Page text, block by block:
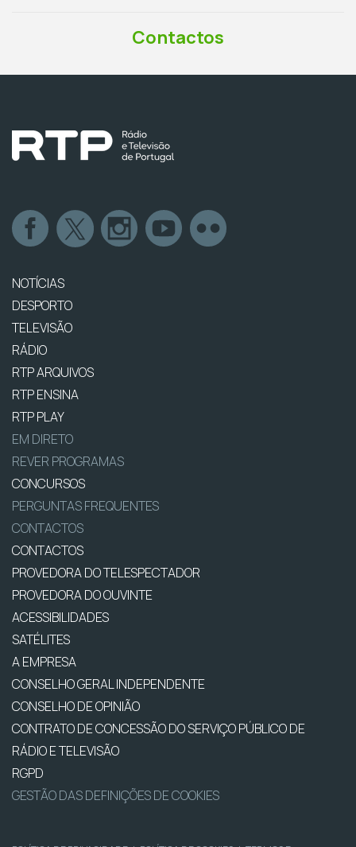
Contactos
NOTÍCIAS
DESPORTO
TELEVISÃO
RÁDIO
RTP ARQUIVOS
RTP ENSINA
RTP PLAY
EM DIRETO
REVER PROGRAMAS
CONCURSOS
PERGUNTAS FREQUENTES
CONTACTOS
CONTACTOS
PROVEDORA DO TELESPECTADOR
PROVEDORA DO OUVINTE
ACESSIBILIDADES
SATÉLITES
A EMPRESA
CONSELHO GERAL INDEPENDENTE
CONSELHO DE OPINIÃO
CONTRATO DE CONCESSÃO DO SERVIÇO PÚBLICO DE
RÁDIO E TELEVISÃO
RGPD
GESTÃO DAS DEFINIÇÕES DE COOKIES